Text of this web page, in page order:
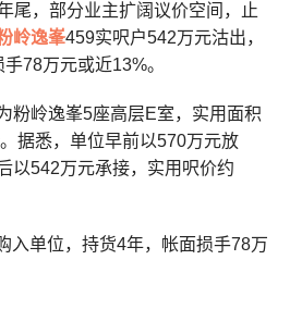
尾，部分业主扩阔议价空间，止
岭逸峯459实呎户542万元沽出，
78万元或近13%。
粉岭逸峯5座高层E室，实用面积
据悉，单位早前以570万元放
以542万元承接，实用呎价约
入单位，持货4年，帐面损手78万